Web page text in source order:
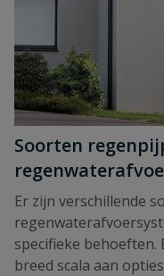
Soorten
Er zijn verschillende
specifieke behoeften.
breed scala aan